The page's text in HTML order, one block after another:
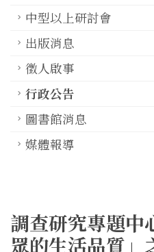
中型以上研討會
出版消息
徵人啟事
行政公告
圖書館消息
媒體報導
調查研究專題中
眾的生活品質」